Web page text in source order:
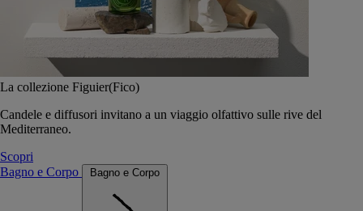
La collezione Figuier(Fico)
Candele e diffusori invitano a un viaggio olfattivo sulle rive del
Mediterraneo.
Scopri
Bagno e Corpo
Bagno e Corpo